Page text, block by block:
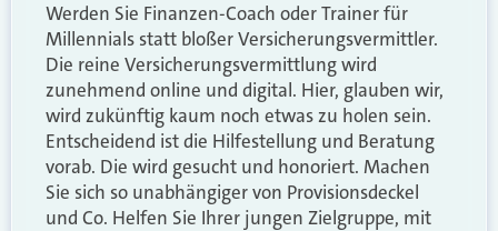
Werden Sie Finanzen-Coach oder Trainerfür
Millennials statt bloßer Versicherungsvermittler.
Die reine Versicherungsvermittlung wird
zunehmend online und digital. Hier, glauben wir,
wird zukünftig kaum noch etwas zu holen sein.
Entscheidend ist die Hilfestellung und Beratung
vorab. Die wird gesucht und honoriert. Machen
Sie sich so unabhängiger von Provisionsdeckel
und Co. Helfen Sie Ihrer jungen Zielgruppe, mit